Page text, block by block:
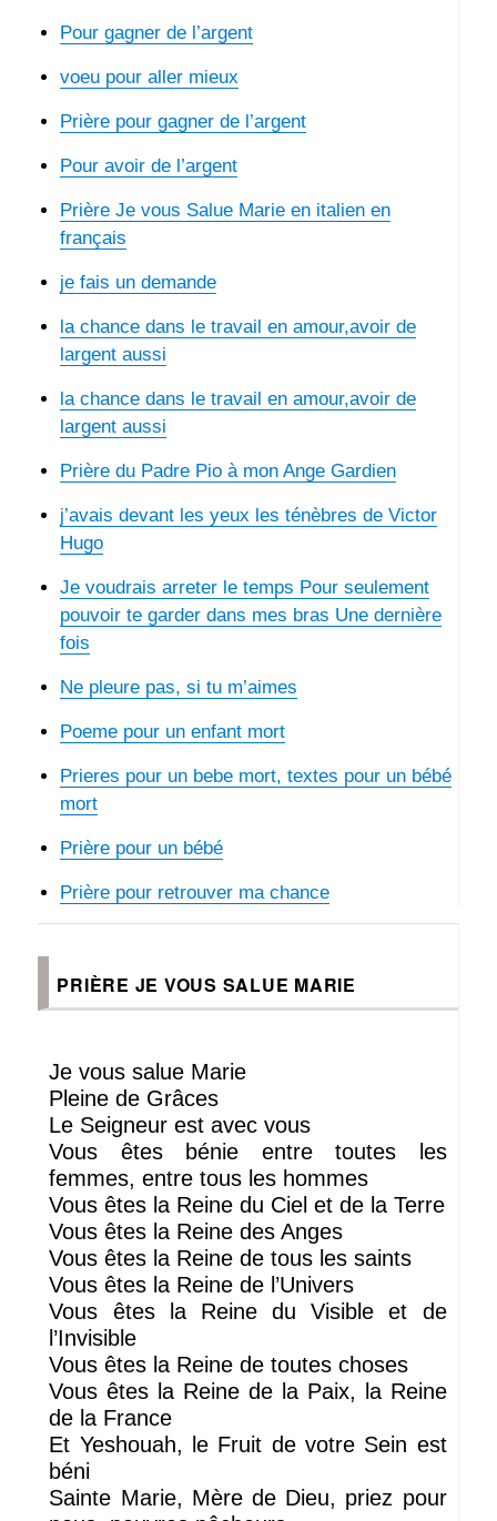
Pour gagner de l’argent
voeu pour aller mieux
Prière pour gagner de l’argent
Pour avoir de l’argent
Prière Je vous Salue Marie en italien en
français
je fais un demande
la chance dans le travail en amour,avoir de
largent aussi
la chance dans le travail en amour,avoir de
largent aussi
Prière du Padre Pio à mon Ange Gardien
j’avais devant les yeux les ténèbres de Victor
Hugo
Je voudrais arreter le temps Pour seulement
pouvoir te garder dans mes bras Une dernière
fois
Ne pleure pas, si tu m’aimes
Poeme pour un enfant mort
Prieres pour un bebe mort, textes pour un bébé
mort
Prière pour un bébé
Prière pour retrouver ma chance
PRIÈRE JE VOUS SALUE MARIE
Je vous salue Marie
Pleine de Grâces
Le Seigneur est avec vous
Vous êtes bénie entre toutes les
femmes, entre tous les hommes
Vous êtes la Reine du Ciel et de la Terre
Vous êtes la Reine des Anges
Vous êtes la Reine de tous les saints
Vous êtes la Reine de l’Univers
Vous êtes la Reine du Visible et de
l’Invisible
Vous êtes la Reine de toutes choses
Vous êtes la Reine de la Paix, la Reine
de la France
Et Yeshouah, le Fruit de votre Sein est
béni
Sainte Marie, Mère de Dieu, priez pour